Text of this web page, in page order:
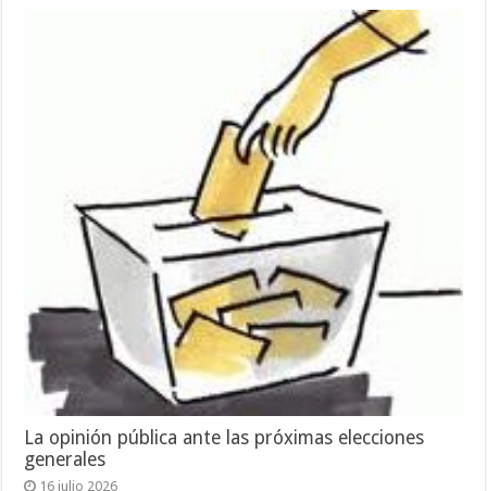
La opinión pública ante las próximas elecciones
generales
16 julio 2026